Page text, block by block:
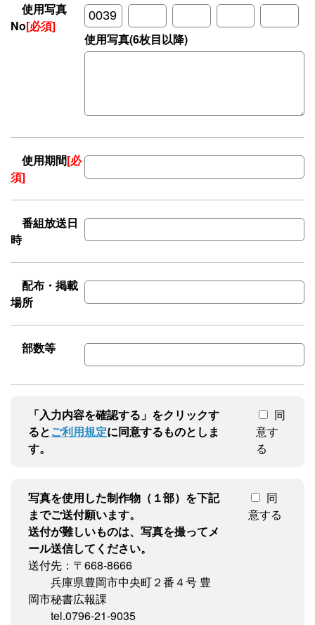
使用写真
No[必須]
使用写真(6枚目以降)
使用期間[必
須]
番組放送日
時
配布・掲載
場所
部数等
「入力内容を確認する」をクリックす
るとご利用規定に同意するものとしま
す。
同
意す
る
写真を使用した制作物（１部）を下記
までご送付願います。
送付が難しいものは、写真を撮ってメ
ール送信してください。
送付先：〒668-8666
兵庫県豊岡市中央町２番４号 豊
岡市秘書広報課
tel.0796-21-9035
同
意する